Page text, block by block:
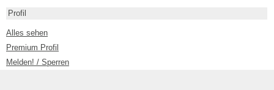
Profil
Alles sehen
Premium Profil
Melden! / Sperren